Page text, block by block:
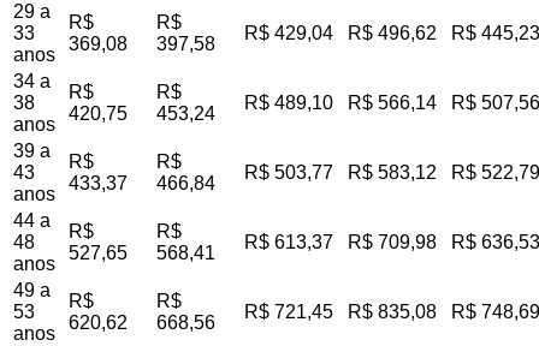
29 a
33
anos
R$
369,08
R$
397,58
R$ 429,04 R$ 496,62 R$ 445,23
34 a
38
anos
R$
420,75
R$
453,24
R$ 489,10 R$ 566,14 R$ 507,56
39 a
43
anos
R$
433,37
R$
466,84
R$ 503,77 R$ 583,12 R$ 522,79
44 a
48
anos
R$
527,65
R$
568,41
R$ 613,37 R$ 709,98 R$ 636,53
49 a
53
anos
R$
620,62
R$
668,56
R$ 721,45 R$ 835,08 R$ 748,69